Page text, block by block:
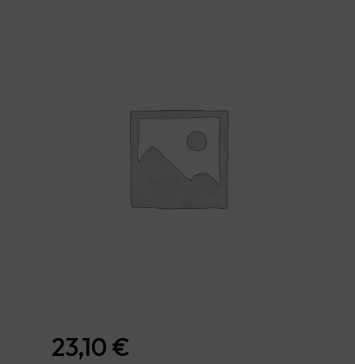
23,10 €